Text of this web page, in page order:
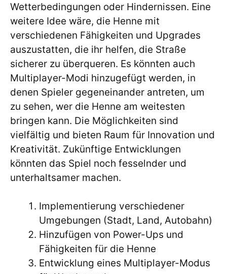
Wetterbedingungen oder Hindernissen. Eine
weitere Idee wäre, die Henne mit
verschiedenen Fähigkeiten und Upgrades
auszustatten, die ihr helfen, die Straße
sicherer zu überqueren. Es könnten auch
Multiplayer-Modi hinzugefügt werden, in
denen Spieler gegeneinander antreten, um
zu sehen, wer die Henne am weitesten
bringen kann. Die Möglichkeiten sind
vielfältig und bieten Raum für Innovation und
Kreativität. Zukünftige Entwicklungen
könnten das Spiel noch fesselnder und
unterhaltsamer machen.
Implementierung verschiedener
Umgebungen (Stadt, Land, Autobahn)
Hinzufügen von Power-Ups und
Fähigkeiten für die Henne
Entwicklung eines Multiplayer-Modus